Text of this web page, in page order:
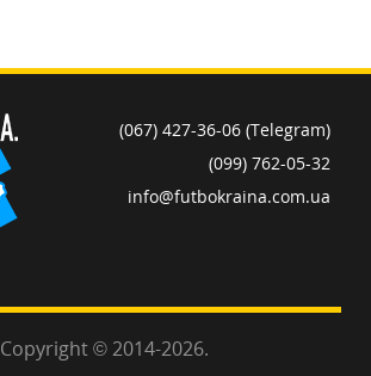
(067) 427-36-06 (Telegram)
(099) 762-05-32
info@futbokraina.com.ua
Copyright © 2014-2026.